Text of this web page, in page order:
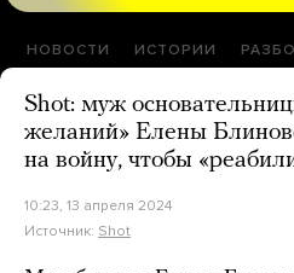
НОВОСТИ ИСТОРИИ
Shot: муж
желаний» Елены
на войну, чтобы
10:23, 13 апреля 2024
Источник: Shot